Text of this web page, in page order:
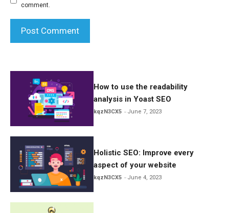
comment.
How to use the readability
analysis in Yoast SEO
kqzN3CX5 June 7, 2023
Holistic SEO: Improve every
aspect of your website
kqzN3CX5 June 4, 2023